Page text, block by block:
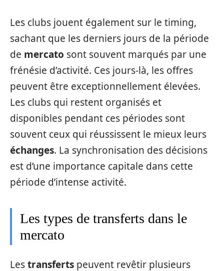
Les clubs jouent également sur le timing,
sachant que les derniers jours de la période
de mercato sont souvent marqués par une
frénésie d’activité. Ces jours-là, les offres
peuvent être exceptionnellement élevées.
Les clubs qui restent organisés et
disponibles pendant ces périodes sont
souvent ceux qui réussissent le mieux leurs
échanges. La synchronisation des décisions
est d’une importance capitale dans cette
période d’intense activité.
Les types de transferts dans le
mercato
Lestransferts peuvent revêtir plusieurs